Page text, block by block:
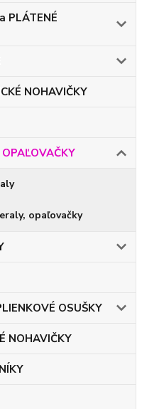
PLÁTENÉ
NOHAVIČKY
OPAĽOVAČKY
opaľovačky
OSUŠKY
NOHAVIČKY